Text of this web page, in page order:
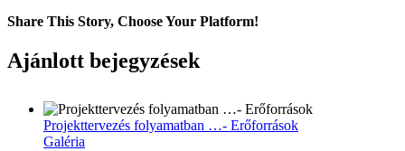
miért
le
a
Share This Story, Choose Your Platform!
Facebook
Twitter
LinkedIn
Reddit
WhatsApp
Tumblr
Pinterest
Vk
Email:
Ajánlott bejegyzések
Projekttervezés folyamatban …- Erőforrások
Galéria